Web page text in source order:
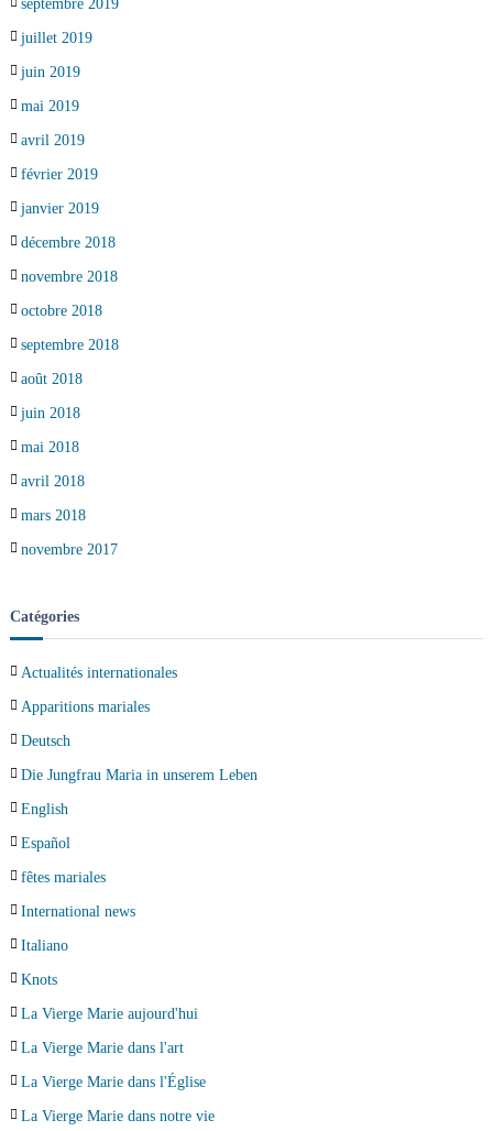
septembre 2019
juillet 2019
juin 2019
mai 2019
avril 2019
février 2019
janvier 2019
décembre 2018
novembre 2018
octobre 2018
septembre 2018
août 2018
juin 2018
mai 2018
avril 2018
mars 2018
novembre 2017
Catégories
Actualités internationales
Apparitions mariales
Deutsch
Die Jungfrau Maria in unserem Leben
English
Español
fêtes mariales
International news
Italiano
Knots
La Vierge Marie aujourd'hui
La Vierge Marie dans l'art
La Vierge Marie dans l'Église
La Vierge Marie dans notre vie